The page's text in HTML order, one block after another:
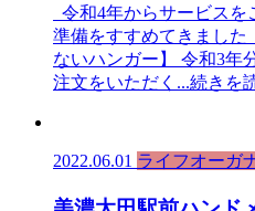
令和4年からサービスを
準備をすすめてきました
ないハンガー】 令和3年
注文をいただく ...続きを
2022.06.01 ライフオーガ